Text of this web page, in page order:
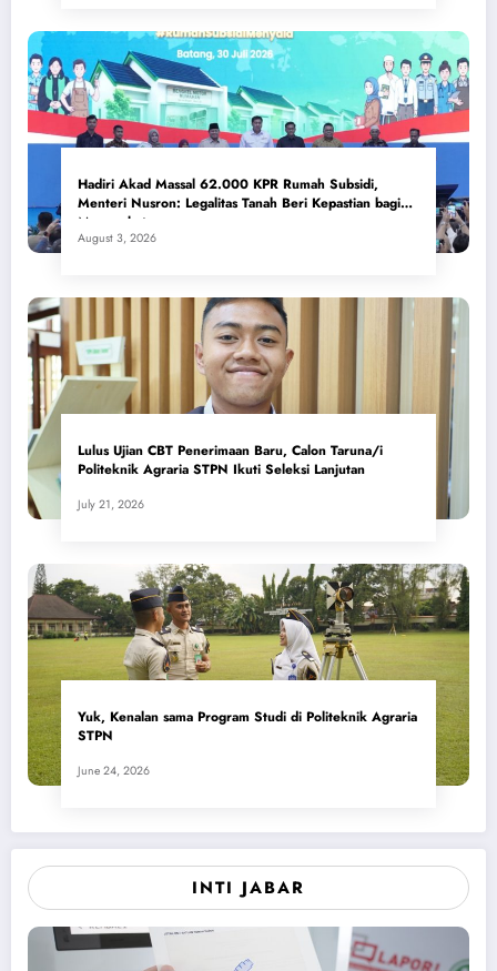
Hadiri Akad Massal 62.000 KPR Rumah Subsidi,
Menteri Nusron: Legalitas Tanah Beri Kepastian bagi
Masyarakat
August 3, 2026
Lulus Ujian CBT Penerimaan Baru, Calon Taruna/i
Politeknik Agraria STPN Ikuti Seleksi Lanjutan
July 21, 2026
Yuk, Kenalan sama Program Studi di Politeknik Agraria
STPN
June 24, 2026
INTI JABAR